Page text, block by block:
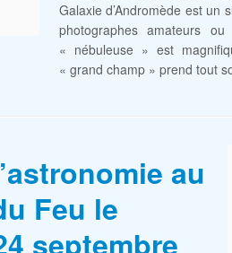
Galaxie d’Andromède est un
photographes amateurs
« nébuleuse » est
« grand champ » prend tout
au
Feu le
septembre